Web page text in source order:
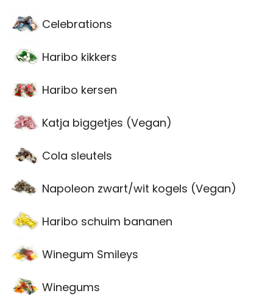
Celebrations
Haribo kikkers
Haribo kersen
Katja biggetjes (Vegan)
Cola sleutels
Napoleon zwart/wit kogels (Vegan)
Haribo schuim bananen
Winegum Smileys
Winegums